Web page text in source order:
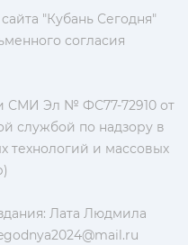
"Кубань Сегодня"
согласия
СМИ Эл № ФС77-72910 от
службой по надзору в
технологий и массовых
Лата Людмила